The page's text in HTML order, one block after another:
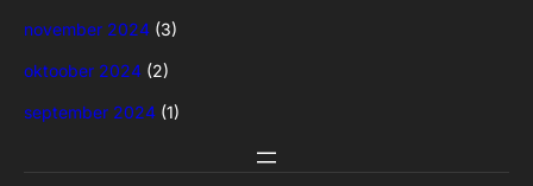
november 2024 (3)
oktoober 2024 (2)
september 2024 (1)